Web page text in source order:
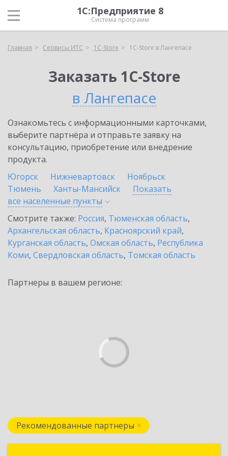
1С:Предприятие 8
Система программ
Главная Сервисы ИТС 1C-Store 1C-Store в Лангепасе
Заказать 1C-Store
в Лангепасе
Ознакомьтесь с информационными карточками,
выберите партнёра и отправьте заявку на
консультацию, приобретение или внедрение
продукта.
Югорск
Нижневартовск
Ноябрьск
Тюмень
Ханты-Мансийск
Показать
все населенные пункты
Смотрите также: Россия, Тюменская область,
Архангельская область, Красноярский край,
Курганская область, Омская область, Республика
Коми, Свердловская область, Томская область
Партнеры в вашем регионе:
Рекомендованные партнеры